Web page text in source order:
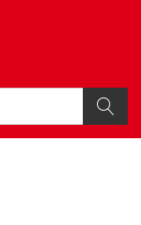
Buscar